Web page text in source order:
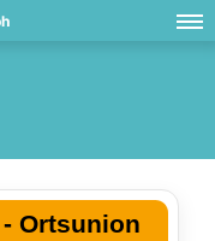
Ortsunion